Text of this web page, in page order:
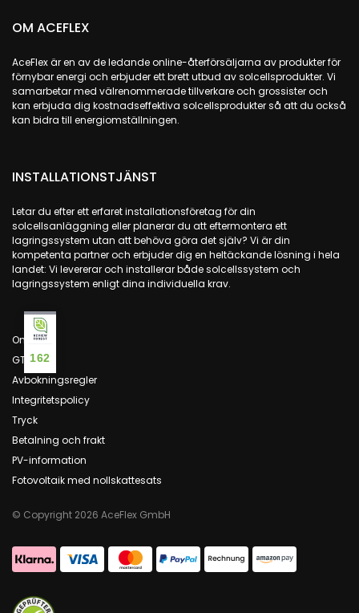
OM ACEFLEX
AceFlex är en av de ledande online-återförsäljarna av produkter för
förnybar energi och erbjuder ett brett utbud av solcellsprodukter. Vi
samarbetar med välrenommerade tillverkare och grossister och
kan erbjuda dig kostnadseffektiva solcellsprodukter så att du också
kan bidra till energiomställningen.
INSTALLATIONSTJÄNST
Letar du efter ett erfaret installationsföretag för din
solcellsanläggning eller planerar du att eftermontera ett
lagringssystem utan att behöva göra det själv? Vi är din
kompetenta partner och erbjuder dig en heltäckande lösning i hela
landet: Vi levererar och installerar både solcellssystem och
lagringssystem enligt dina individuella krav.
Om oss
GTC
Avbokningsregler
Integritetspolicy
Tryck
Betalning och frakt
PV-information
Fotovoltaik med nollskattesats
© Copyright 2026 AceFlex GmbH
162